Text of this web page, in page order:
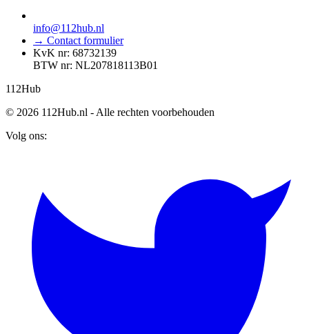
info@112hub.nl
→ Contact formulier
KvK nr: 68732139
BTW nr: NL207818113B01
112Hub
© 2026 112Hub.nl - Alle rechten voorbehouden
Volg ons: